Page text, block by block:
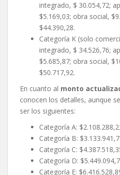
integrado, $ 30.054,72;
$5.169,03; obra social,
$44.390,28.
Categoría K (solo
integrado, $ 34.526,76;
$5.685,87; obra social,
$50.717,92.
En cuanto al monto
conocen los detalles, aunque
ser los siguientes:
Categoría A:
Categoría B:
Categoría C:
Categoría D:
Categoría E: